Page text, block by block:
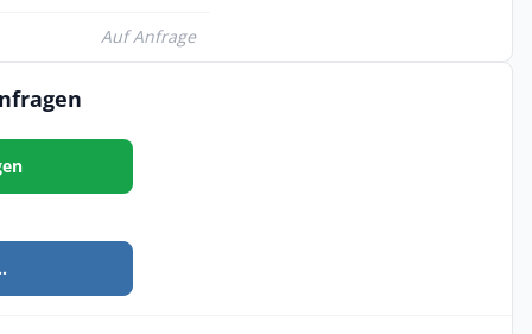
Auf Anfrage